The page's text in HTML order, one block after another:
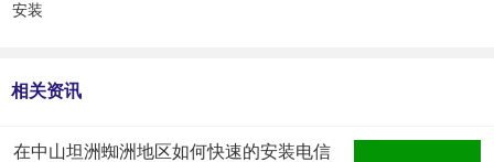
安装
相关资讯
在中山坦洲蜘洲地区如何快速的安装电信